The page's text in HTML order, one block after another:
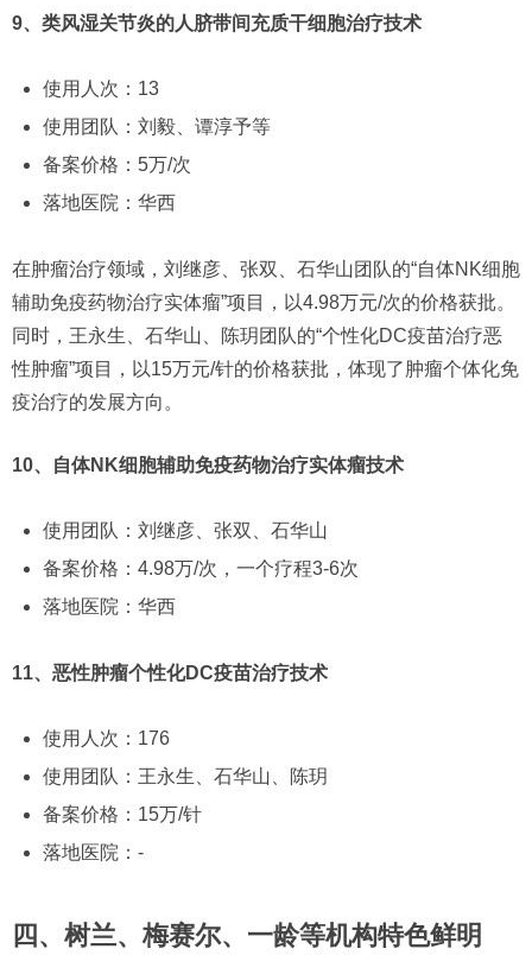
9、类风湿关节炎的人脐带间充质干细胞治疗技术
使用人次：13
使用团队：刘毅、谭淳予等
备案价格：5万/次
落地医院：华西
在肿瘤治疗领域，刘继彦、张双、石华山团队的“自体NK细胞
辅助免疫药物治疗实体瘤”项目，以4.98万元/次的价格获批。
同时，王永生、石华山、陈玥团队的“个性化DC疫苗治疗恶
性肿瘤”项目，以15万元/针的价格获批，体现了肿瘤个体化免
疫治疗的发展方向。
10、自体NK细胞辅助免疫药物治疗实体瘤技术
使用团队：刘继彦、张双、石华山
备案价格：4.98万/次，一个疗程3-6次
落地医院：华西
11、恶性肿瘤个性化DC疫苗治疗技术
使用人次：176
使用团队：王永生、石华山、陈玥
备案价格：15万/针
落地医院：-
四、树兰、梅赛尔、一龄等机构特色鲜明